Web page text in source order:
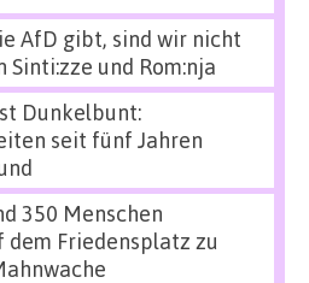
AfD gibt, sind wir nicht
Sinti:zze und Rom:nja
Dunkelbunt:
seit fünf Jahren
350 Menschen
Friedensplatz zu